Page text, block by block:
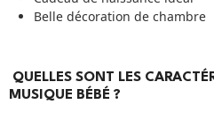
Belle décoration de chambre
QUELLES SONT LES
MUSIQUE BÉBÉ ?